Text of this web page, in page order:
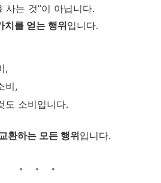
사는 것”이 아닙니다.
치를 얻는 행위입니다.
,
비,
도 소비입니다.
환하는 모든 행위입니다.